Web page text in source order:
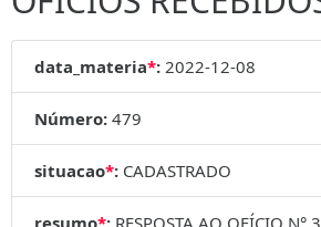
data_materia*: 2022-12-08
Número: 479
situacao*: CADASTRADO